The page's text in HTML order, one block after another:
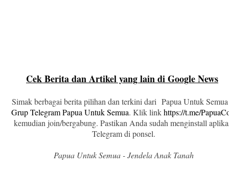
Cek Berita dan Artikel yang lain di Google News
Simak berbagai berita pilihan dan terkini dari Papua Untuk
Grup Telegram Papua Untuk Semua. Klik linkhttps://t.me/
kemudian join/bergabung. Pastikan Anda sudah menginstall
Telegram di ponsel.
Papua Untuk Semua - Jendela Anak Tanah